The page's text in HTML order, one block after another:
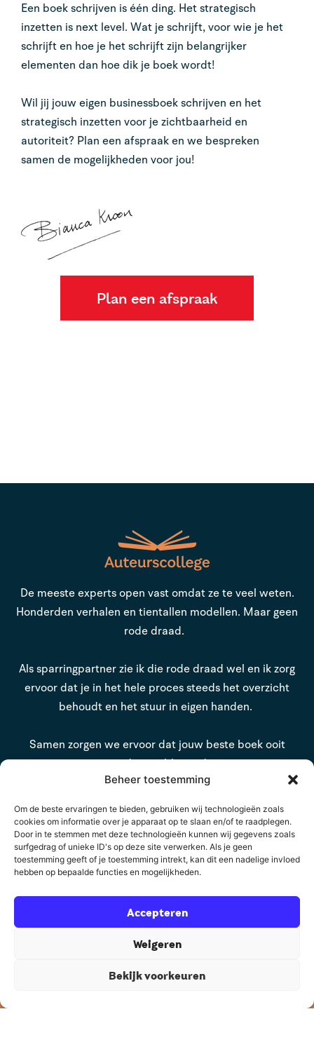
Beheer toestemming
Om de beste ervaringen te bieden, gebruiken wij technologieën zoals
cookies om informatie over je apparaat op te slaan en/of te raadplegen.
Door in te stemmen met deze technologieën kunnen wij gegevens zoals
surfgedrag of unieke ID's op deze site verwerken. Als je geen
toestemming geeft of je toestemming intrekt, kan dit een nadelige invloed
hebben op bepaalde functies en mogelijkheden.
Accepteren
Weigeren
Bekijk voorkeuren
Een boek schrijven is één ding. Het strategisch
inzetten is next level. Wat je schrijft, voor wie je het
schrijft en hoe je het schrijft zijn belangrijker
elementen dan hoe dik je boek wordt!
Wil jij jouw eigen businessboek schrijven en het
strategisch inzetten voor je zichtbaarheid en
autoriteit? Plan een afspraak en we bespreken
samen de mogelijkheden voor jou!
Plan een afspraak
De meeste experts open vast omdat ze te veel weten.
Honderden verhalen en tientallen modellen. Maar geen
rode draad.
Als sparringpartner zie ik die rode draad wel en ik zorg
ervoor dat je in het hele proces steeds het overzicht
behoudt en het stuur in eigen handen.
Samen zorgen we ervoor dat jouw beste boek ooit
Contact
Auteurscollege
Asserstraat 2
085 8782 832
support@auteurscollege.nl